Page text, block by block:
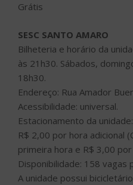
Grátis
SESC SANTO AMARO
Bilheteria e horário da
às 21h30. Sábados,
18h30.
Endereço: Rua Amador
Acessibilidade: universal.
Estacionamento da
R$ 2,00 por hora adicional
primeira hora e R$ 3,00
Disponibilidade: 158
A unidade possui